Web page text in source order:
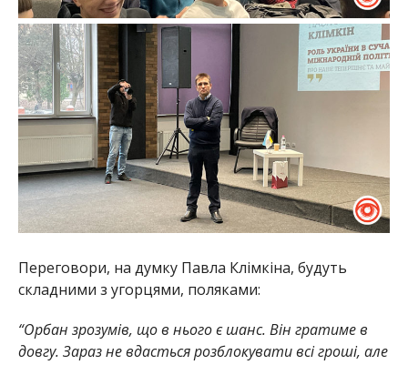
Переговори, на думку Павла Клімкіна, будуть
складними з угорцями, поляками:
“Орбан зрозумів, що в нього є шанс. Він гратиме в
довгу. Зараз не вдасться розблокувати всі гроші, але